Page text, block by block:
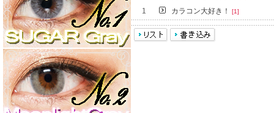
1 カラコン大好き！ [1]